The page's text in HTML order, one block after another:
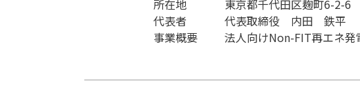
所在地
東京都千代田区麹町6-2-6
代表者
代表取締役 内田 鉄平
事業概要
法人向けNon-FIT再エネ